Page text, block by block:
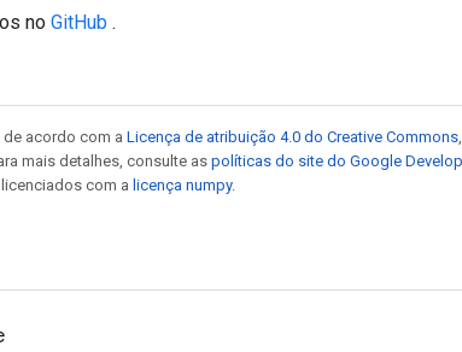
no GitHub .
acordo com a Licença de atribuição 4.0 do Creative Commons
mais detalhes, consulte aspolíticas do site do Google
com a licença numpy.